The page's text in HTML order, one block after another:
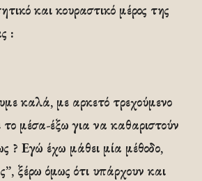
και κουραστικό μέρος της
:
καλά, με αρκετό τρεχούμενο
το μέσα-έξω για να καθαριστούν
? Εγώ έχω μάθει μία μέθοδο,
ξέρω όμως ότι υπάρχουν και